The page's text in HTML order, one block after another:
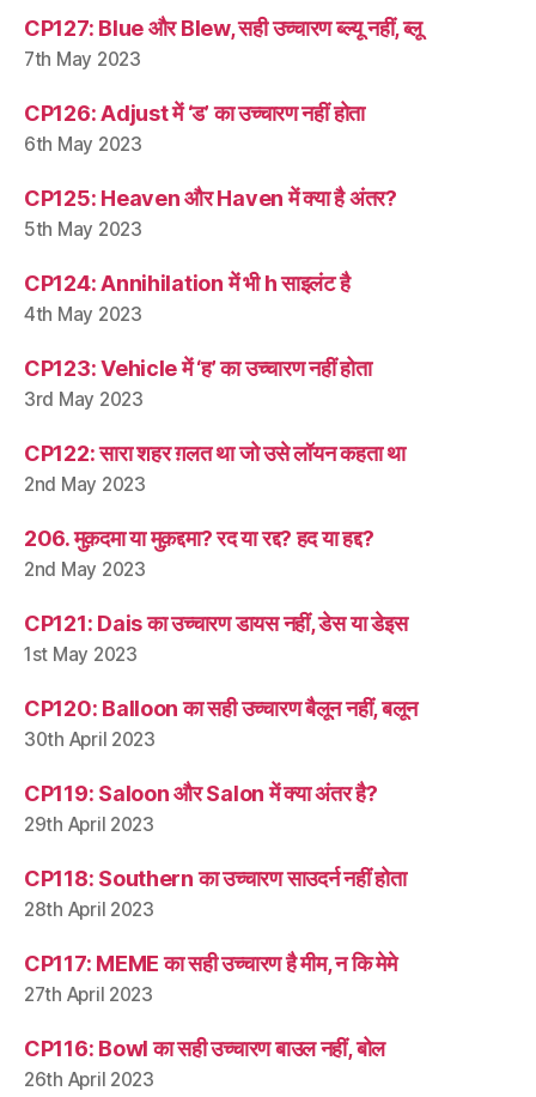
CP127: Blue और Blew, सही उच्चारण ब्ल्यू नहीं, ब्लू
7th May 2023
CP126: Adjust में ‘ड’ का उच्चारण नहीं होता
6th May 2023
CP125: Heaven और Haven में क्या है अंतर?
5th May 2023
CP124: Annihilation में भी h साइलंट है
4th May 2023
CP123: Vehicle में ‘ह’ का उच्चारण नहीं होता
3rd May 2023
CP122: सारा शहर ग़लत था जो उसे लॉयन कहता था
2nd May 2023
206. मुक़दमा या मुक़द्दमा? रद या रद्द? हद या हद्द?
2nd May 2023
CP121: Dais का उच्चारण डायस नहीं, डेस या डेइस
1st May 2023
CP120: Balloon का सही उच्चारण बैलून नहीं, बलून
30th April 2023
CP119: Saloon और Salon में क्या अंतर है?
29th April 2023
CP118: Southern का उच्चारण साउदर्न नहीं होता
28th April 2023
CP117: MEME का सही उच्चारण है मीम, न कि मेमे
27th April 2023
CP116: Bowl का सही उच्चारण बाउल नहीं, बोल
26th April 2023